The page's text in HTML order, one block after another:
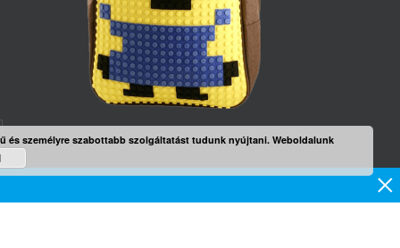
×
és személyre szabottabb szolgáltatást tudunk nyújtani. Weboldalunk